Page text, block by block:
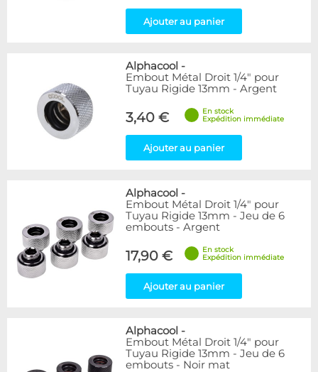
Ajouter au panier
Alphacool -
Embout Métal Droit 1/4" pour
Tuyau Rigide 13mm - Argent
3,40 €
En stock
Expédition immédiate
Ajouter au panier
Alphacool -
Embout Métal Droit 1/4" pour
Tuyau Rigide 13mm - Jeu de 6
embouts - Argent
17,90 €
En stock
Expédition immédiate
Ajouter au panier
Alphacool -
Embout Métal Droit 1/4" pour
Tuyau Rigide 13mm - Jeu de 6
embouts - Noir mat